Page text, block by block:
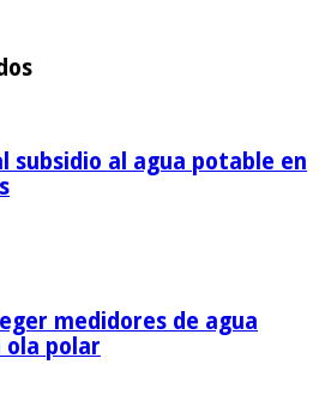
subsidio al agua potable en
medidores de agua
ola polar